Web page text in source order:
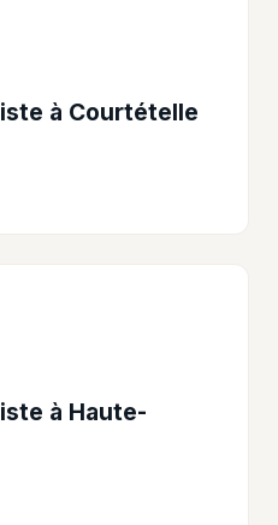
à Courtételle
à Haute-